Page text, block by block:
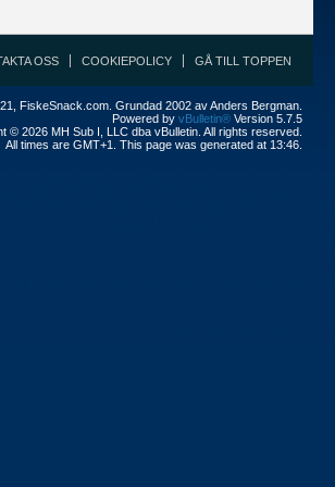
OSS COOKIEPOLICY GÅ TILL TOPPEN
FiskeSnack.com. Grundad 2002 av Anders Bergman.
Powered by vBulletin® Version 5.7.5
© 2026 MH Sub I, LLC dba vBulletin. All rights reserved.
All times are GMT+1. This page was generated at 13:46.